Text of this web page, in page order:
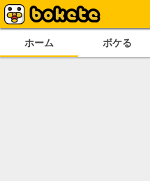
ホーム ボケる